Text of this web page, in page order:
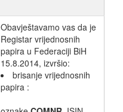
Obavještavamo vas da je
Registar vrijednosnih
papira u Federaciji BiH
15.8.2014, izvršio:
brisanje vrijednosnih
papira :